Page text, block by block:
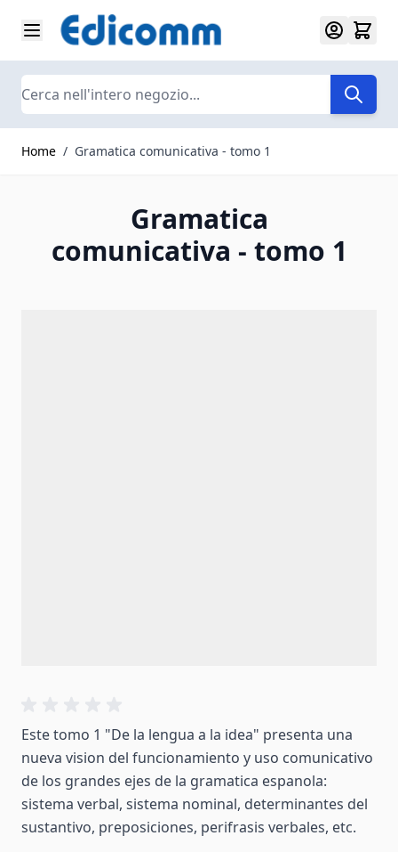
Salta al contenuto
Search
Home / Gramatica comunicativa - tomo 1
Gramatica
comunicativa - tomo 1
Este tomo 1 "De la lengua a la idea" presenta una
nueva vision del funcionamiento y uso comunicativo
de los grandes ejes de la gramatica espanola:
sistema verbal, sistema nominal, determinantes del
sustantivo, preposiciones, perifrasis verbales, etc.